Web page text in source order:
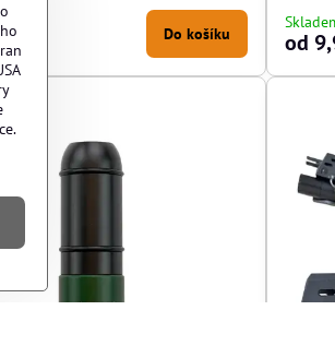
Do košíku od